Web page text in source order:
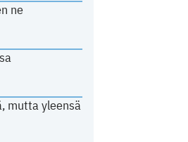
ne
mutta yleensä